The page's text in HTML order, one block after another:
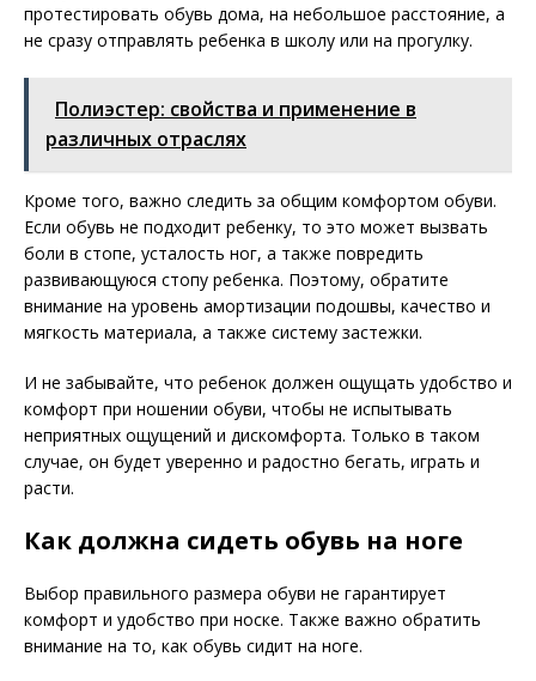
протестировать обувь дома, на небольшое расстояние, а
не сразу отправлять ребенка в школу или на прогулку.
Полиэстер: свойства и применение в
различных отраслях
Кроме того, важно следить за общим комфортом обуви.
Если обувь не подходит ребенку, то это может вызвать
боли в стопе, усталость ног, а также повредить
развивающуюся стопу ребенка. Поэтому, обратите
внимание на уровень амортизации подошвы, качество и
мягкость материала, а также систему застежки.
И не забывайте, что ребенок должен ощущать удобство и
комфорт при ношении обуви, чтобы не испытывать
неприятных ощущений и дискомфорта. Только в таком
случае, он будет уверенно и радостно бегать, играть и
расти.
Как должна сидеть обувь на ноге
Выбор правильного размера обуви не гарантирует
комфорт и удобство при носке. Также важно обратить
внимание на то, как обувь сидит на ноге.